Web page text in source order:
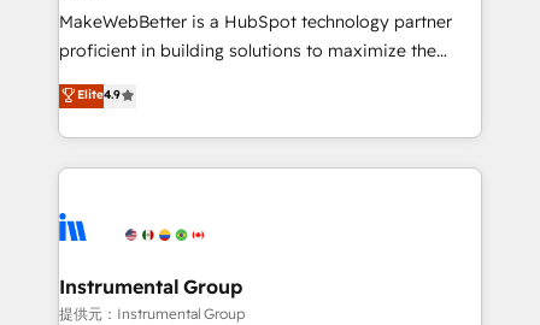
starting at $1,5k 💵 - Speed: Launch in 14 days ⚡ -
Global: 75+ RPers across five continents 🌐 - Scale:
HubSpot Partner 🪴 - Sales Hub: More
implementations than any other Partner 💻 -
agency for an Ops problem. Don't hire a technical
agency for a growth problem. Hire a partner built to
MakeWebBetter is a HubSpot technology partner
proficient in building solutions to maximize the
operational efficiency of HubSpot. The fastest-
growing tech-enabler & facilitator, MakeWebBetter,
hands you the blend of HubSpot expertise &
eminent solutions & integrations. Trust us to
Elite Partners with 10+ years of HubSpot experience
Premier Partner 2023 🌟5 HubSpot Accreditations 🌟
Won HubSpot Theme Challenge 2021 🌟INBOUND’19
Elite4.9
Instrumental Group
提供元：Instrumental Group